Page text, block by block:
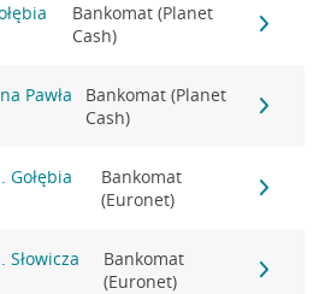
Bankomat (Planet
Cash)
Pawła
Bankomat (Planet
Cash)
Gołębia
Bankomat
(Euronet)
Słowicza
Bankomat
(Euronet)